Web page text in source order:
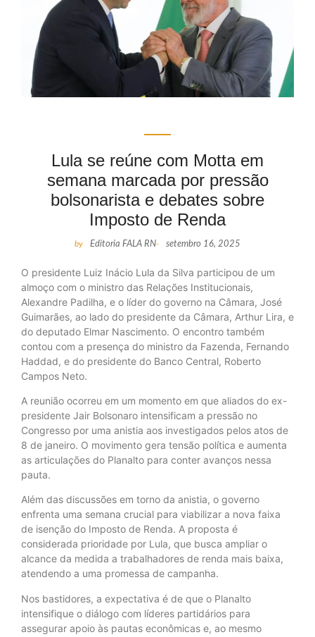
Lula se reúne com Motta em
semana marcada por pressão
bolsonarista e debates sobre
Imposto de Renda
by Editoria FALA RN- setembro 16, 2025
O presidente Luiz Inácio Lula da Silva participou de um
almoço com o ministro das Relações Institucionais,
Alexandre Padilha, e o líder do governo na Câmara, José
Guimarães, ao lado do presidente da Câmara, Arthur Lira, e
do deputado Elmar Nascimento. O encontro também
contou com a presença do ministro da Fazenda, Fernando
Haddad, e do presidente do Banco Central, Roberto
Campos Neto.
A reunião ocorreu em um momento em que aliados do ex-
presidente Jair Bolsonaro intensificam a pressão no
Congresso por uma anistia aos investigados pelos atos de
8 de janeiro. O movimento gera tensão política e aumenta
as articulações do Planalto para conter avanços nessa
pauta.
Além das discussões em torno da anistia, o governo
enfrenta uma semana crucial para viabilizar a nova faixa
de isenção do Imposto de Renda. A proposta é
considerada prioridade por Lula, que busca ampliar o
alcance da medida a trabalhadores de renda mais baixa,
atendendo a uma promessa de campanha.
Nos bastidores, a expectativa é de que o Planalto
intensifique o diálogo com líderes partidários para
assegurar apoio às pautas econômicas e, ao mesmo